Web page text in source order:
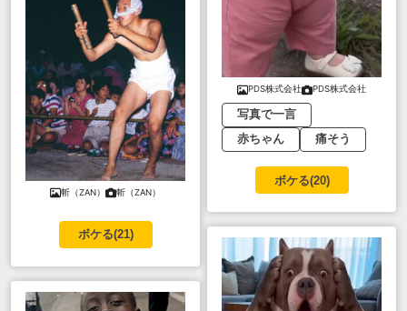
斬（ZAN） 斬（ZAN）
ボケる(21)
PDS株式会社 PDS株式会社
写真で一言
赤ちゃん
痛そう
ボケる(20)